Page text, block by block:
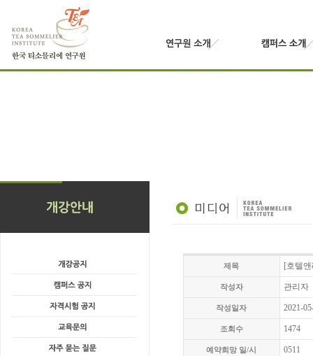
제목 [호텔
작성자 관리자
작성일자 2021-
조회수 1474
예약희망 일/시 0511